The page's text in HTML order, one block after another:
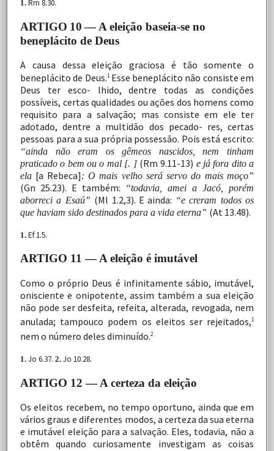
1. Rm 8.30.
ARTIGO 10 — A eleição baseia-se no
beneplácito de Deus
A causa dessa eleição graciosa é tão somente o
beneplácitode Deus.1 Esse beneplácito não consiste em
Deus
ter esco- lhido, dentre todas as
condições
possíveis, certas qualidades ou ações dos homens como
requisito para a salvação; mas consiste em ele ter
adotado, dentre a multidão dos pecado- res, certas
pessoas para a sua própria possessão. Pois está escrito:
“ainda não eram os gêmeos nascidos, nem tinham
praticado o bem ou o mal [. ] (Rm 9.11-13) e já fora dito a
ela [a Rebeca]: O mais velho será servo do mais moço”
(Gn 25.23). E também:
“todavia, amei a Jacó, porém
aborreci a Esaú” (Ml 1.2,3). E ainda: “e creram todos os
que haviam sido destinados para a vida eterna” (At 13.48).
1. Ef 1.5.
ARTIGO 11 — A eleição é imutável
Como o próprio Deus é infinitamente sábio, imutável,
onisciente e onipotente, assim também a sua eleição
não pode ser desfeita, refeita, alterada, revogada, nem
anulada; tampouco podem os eleitos ser rejeitados,1
nem o número deles diminuído.2
1. Jo 6.37. 2. Jo 10.28.
ARTIGO 12 — A certeza da eleição
Os eleitos recebem, no tempo oportuno, ainda que em
váriosgraus e diferentes modos, a certeza da sua eterna
e imutável eleição para a salvação. Eles, todavia, não a
obtêm
quando curiosamente investigam as coisas